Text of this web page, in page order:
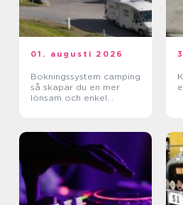
01. augusti 2026
Bokningssystem camping
så skapar du en mer
lönsam och enkel